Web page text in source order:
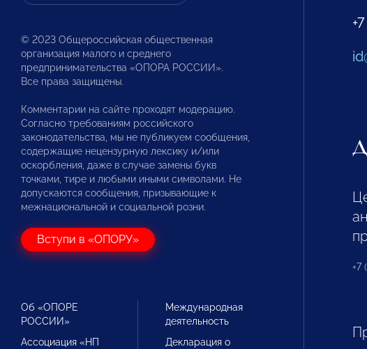
© 2023 Общероссийская общественная
организация малого и среднего
предпринимательства «ОПОРА РОССИИ».
Все права защищены.
Комментарии на сайте проходят модерацию.
Согласно требованиям российского
законодательства, мы не публикуем сообщения,
содержащие нецензурную лексику и/или
оскорбления, даже в случае замены букв
точками, тире и любыми иными символами. Не
допускаются сообщения, призывающие к
межнациональной и социальной розни.
Вступи в «ОПОРУ»
Об «ОПОРЕ
РОССИИ»
Ассоциация «НП
Международная
деятельность
Декларация о
+7